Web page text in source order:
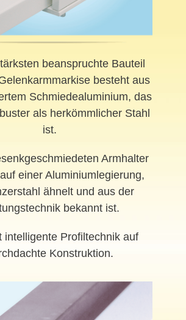
beanspruchte Bauteil
besteht aus
Schmiedealuminium, das
als herkömmlicher Stahl
ist.
Armhalter
einer Aluminiumlegierung,
ähnelt und aus der
bekannt ist.
intelligente Profiltechnik auf
Konstruktion.